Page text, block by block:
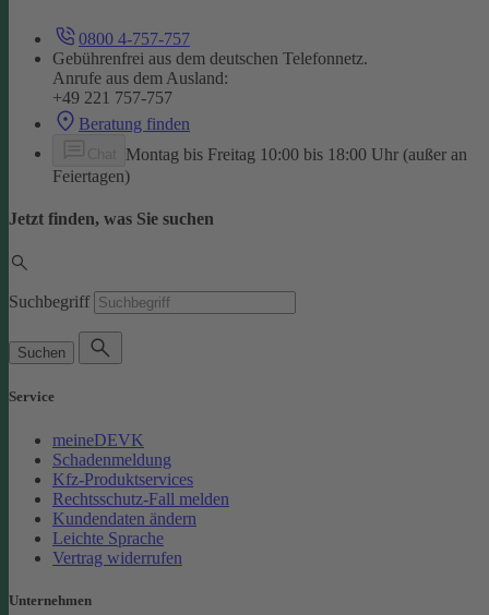
0800 4-757-757
Gebührenfrei aus dem deutschen Telefonnetz.
Anrufe aus dem Ausland:
+49 221 757-757
Beratung finden
Montag bis Freitag 10:00 bis 18:00 Uhr (außer an
Feiertagen)
Jetzt finden, was Sie suchen
Suchbegriff
Suchen
Service
meineDEVK
Schadenmeldung
Kfz-Produktservices
Rechtsschutz-Fall melden
Kundendaten ändern
Leichte Sprache
Vertrag widerrufen
Unternehmen